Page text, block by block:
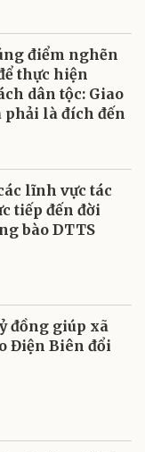
điểm nghẽn
thực hiện
dân tộc: Giao
phải là đích đến
lĩnh vực tác
tiếp đến đời
bào DTTS
đồng giúp xã
Điện Biên đổi